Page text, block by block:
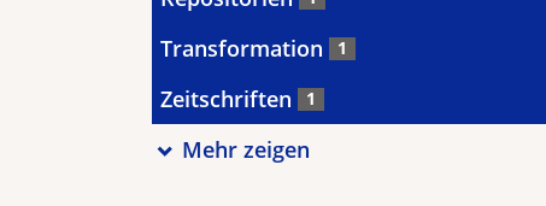
Transformation 1
Zeitschriften 1
Mehr zeigen